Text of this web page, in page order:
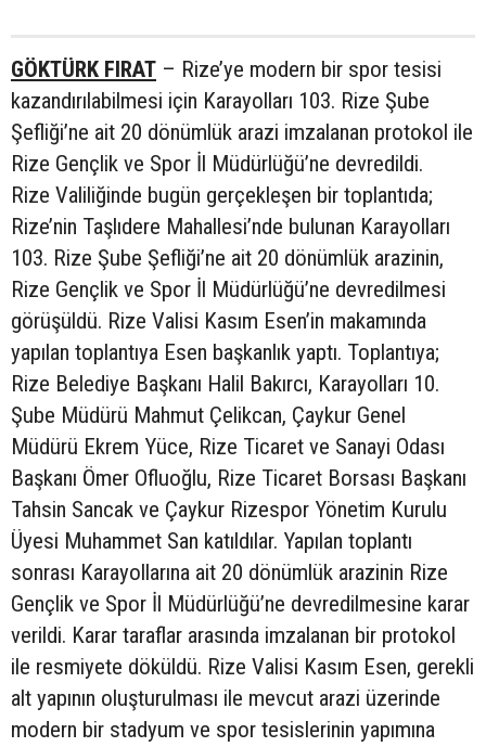
GÖKTÜRK FIRAT – Rize’ye modern bir spor tesisi
kazandırılabilmesi için Karayolları 103. Rize Şube
Şefliği’ne ait 20 dönümlük arazi imzalanan protokol ile
Rize Gençlik ve Spor İl Müdürlüğü’ne devredildi.
Rize Valiliğinde bugün gerçekleşen bir toplantıda;
Rize’nin Taşlıdere Mahallesi’nde bulunan Karayolları
103. Rize Şube Şefliği’ne ait 20 dönümlük arazinin,
Rize Gençlik ve Spor İl Müdürlüğü’ne devredilmesi
görüşüldü. Rize Valisi Kasım Esen’in makamında
yapılan toplantıya Esen başkanlık yaptı. Toplantıya;
Rize Belediye Başkanı Halil Bakırcı, Karayolları 10.
Şube Müdürü Mahmut Çelikcan, Çaykur Genel
Müdürü Ekrem Yüce, Rize Ticaret ve Sanayi Odası
Başkanı Ömer Ofluoğlu, Rize Ticaret Borsası Başkanı
Tahsin Sancak ve Çaykur Rizespor Yönetim Kurulu
Üyesi Muhammet San katıldılar. Yapılan toplantı
sonrası Karayollarına ait 20 dönümlük arazinin Rize
Gençlik ve Spor İl Müdürlüğü’ne devredilmesine karar
verildi. Karar taraflar arasında imzalanan bir protokol
ile resmiyete döküldü. Rize Valisi Kasım Esen, gerekli
alt yapının oluşturulması ile mevcut arazi üzerinde
modern bir stadyum ve spor tesislerinin yapımına